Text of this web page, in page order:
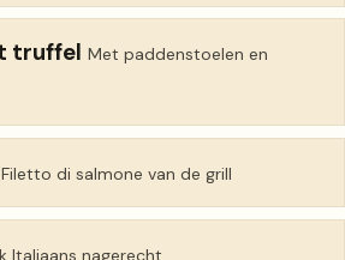
truffel Met paddenstoelen en
Filetto di salmone van de grill
Italiaans nagerecht